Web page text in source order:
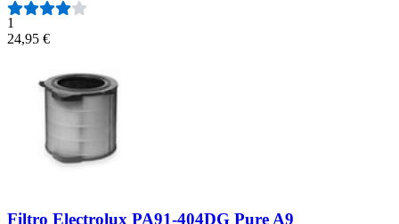
1
24,95 €
Filtro Electrolux PA91-404DG Pure A9